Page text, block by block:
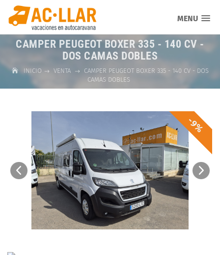
MENU
CAMPER PEUGEOT BOXER 335 - 140 CV -
DOS CAMAS DOBLES
INICIO VENTA
CAMPER PEUGEOT BOXER 335 - 140 CV - DOS
CAMAS DOBLES
-9%